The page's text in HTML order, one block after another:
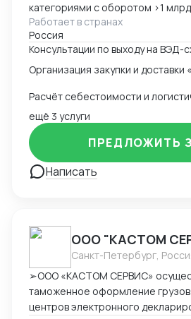
категориями с оборотом >1
понимание коммерческой
Ключевые компетенции: —
цикла ВЭД «под ключ»: от
доставки на склад клиента —
поставщиками: переговоры,
оплата — Таможенное
сертификации, подготовка
Международная логистика:
маршрутов, мониторинг цен —
себестоимости и контроль
— Опыт поставок в условиях
удалённая работа, полная
Работает в странах
Россия
Консультации по выходу на ВЭД-
ещё 3 услуги
Написать
ПРЕДЛОЖИТЬ
ООО "КАСТОМ
Санкт-Петербург,
➢ООО «КАСТОМ СЕРВИС»
таможенное оформление
центров электронного